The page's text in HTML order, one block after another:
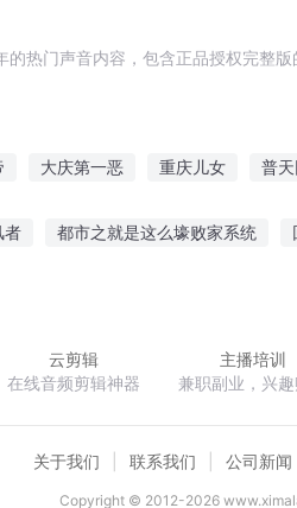
热门声音内容，包含正品授权完整
大庆第一恶 重庆儿女 普
者 都市之就是这么壕败家系统
云剪辑
在线音频剪辑神器
主播培训
兼职副业，兴
关于我们 联系我们 公司新闻
Copyright © 2012-2026